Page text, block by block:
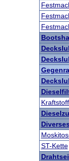
ST-Kette